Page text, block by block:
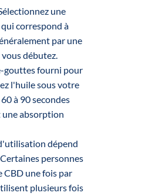
une
correspond à
par une
débutez.
gouttes fourni pour
l'huile sous votre
à 90 secondes
une absorption
dépend
personnes
une fois par
plusieurs fois